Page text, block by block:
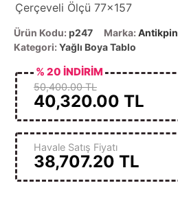
Çerçeveli Ölçü 77x157
Ürün Kodu: p247 Marka: Antikpin
Kategori: Yağlı Boya Tablo
50,400.00 TL
40,320.00 TL
% 20 İNDİRİM
Havale Satış Fiyatı
38,707.20 TL